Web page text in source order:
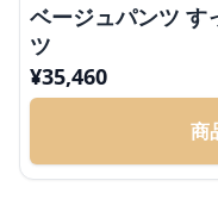
ベージュパンツ す
ツ
¥35,460
商